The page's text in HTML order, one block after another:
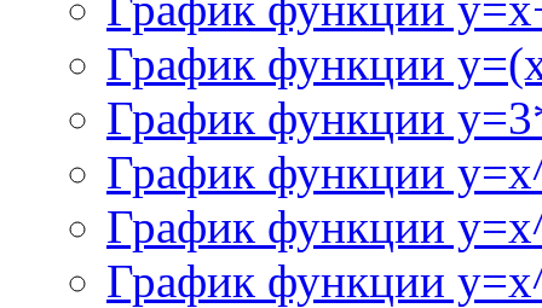
График функции
График функции
График функции
График функции
График функции